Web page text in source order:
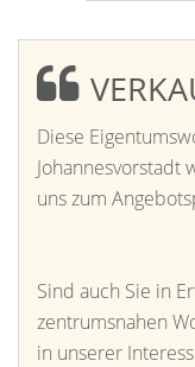
Diese
Johannesvorstadt
uns zum
Sind auch Sie in
zentrumsnahen
in unserer